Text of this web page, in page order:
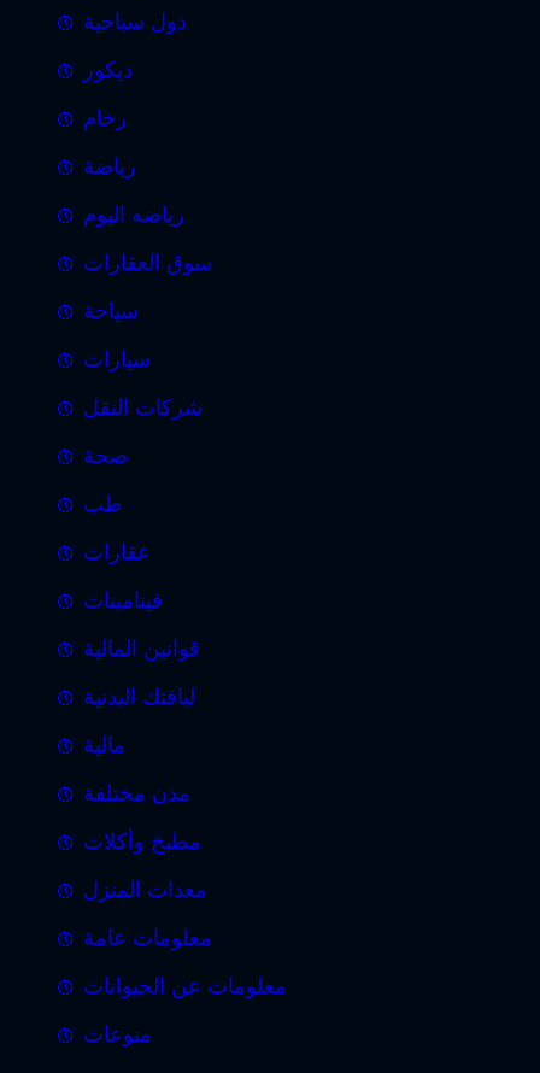
دول سياحية
ديكور
رخام
رياضة
رياضه اليوم
سوق العقارات
سياحة
سيارات
شركات النقل
صحة
طب
عقارات
فيتامينات
قوانين المالية
لياقتك البدنية
مالية
مدن مختلفة
مطبخ وأكلات
معدات المنزل
معلومات عامة
معلومات عن الحيوانات
منوعات